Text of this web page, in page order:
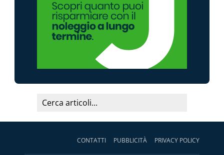
CONTATTI PUBBLICITÀ PRIVACY POLICY